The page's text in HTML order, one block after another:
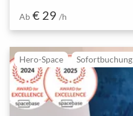
Ab € 29 /h
Hero-Space Sofortbuchung